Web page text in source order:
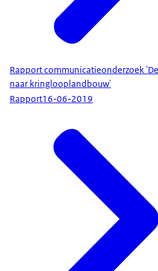
Rapport communicatieonderzoek
naar kringlooplandbouw'
Rapport16-06-2019